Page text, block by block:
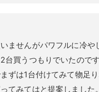
ませんがパワフルに冷や
2台買うつもりでいたので
ずは1台付けてみて物足
てみてはと提案しました